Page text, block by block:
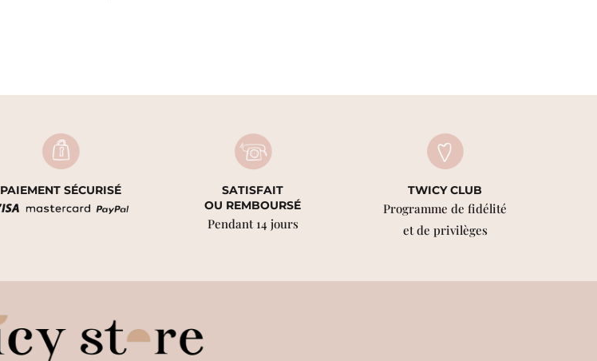
PAIEMENT SÉCURISÉ
SATISFAIT
OU REMBOURSÉ
Pendant 14 jours
TWICY CLUB
Programme de fidélité
et de privilèges